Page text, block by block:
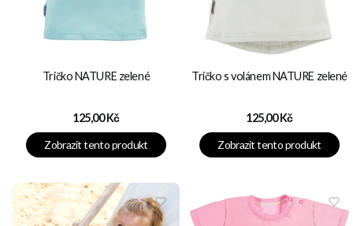
Tričko NATURE zelené
Cena
125,00 Kč
Zobrazit tento produkt
Tričko s volánem NATURE zelené
Cena
125,00 Kč
Zobrazit tento produkt